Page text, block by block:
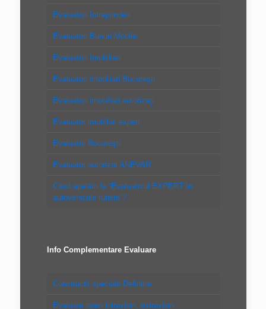
Evaluatori Intreprinderi
Evaluatori Bunuri Mobile
Evaluatori Imobiliari
Evaluatori imobiliari Bucureşti
Evaluatori imobiliari autorizaţi
Evaluator imobiliar expert
Evaluator Bucureşti
Evaluator autorizat ANEVAR
Când apelăm la “Evaluatorul EXPERT în
autovehicule rutiere”?
Info Complementare Evaluare
Constructii speciale Definitie
Evaluare teren intravilan, extravilan